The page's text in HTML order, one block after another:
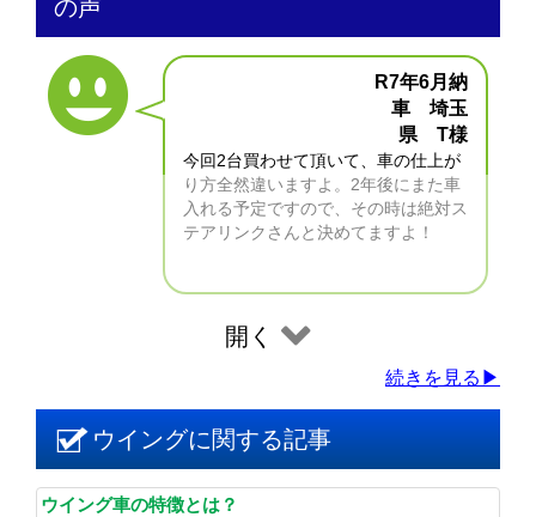
の声
R7年6月納
車 埼玉
県 T様
今回2台買わせて頂いて、車の仕上が
り方全然違いますよ。2年後にまた車
入れる予定ですので、その時は絶対ス
テアリンクさんと決めてますよ！
開く
続きを見る▶
ウイングに関する記事
ウイング車の特徴とは？